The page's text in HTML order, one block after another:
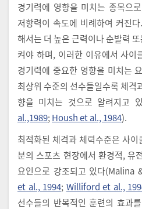
경기력에 영향을 미치는 종목으
저항력이 속도에 비례하여 커진
해서는 더 높은 근력이나 순발력
켜야 하며, 이러한 이유에서 사이
경기력에 중요한 영향을 미치는
최상위 수준의 선수들일수록 체격
향을 미치는 것으로 알려지고
al.,1989; Housh et al., 1984).
최적화된 체격과 체력수준은 사
분의 스포츠 현장에서 환경적, 유
요인으로 강조되고 있다
et al., 1994; Williford et al.,
선수들의 반복적인 훈련의 효과